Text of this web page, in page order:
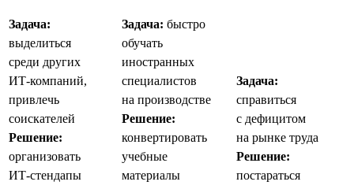
Задача:
выделиться
среди других
ИТ-компаний,
привлечь
соискателей
Решение:
организовать
ИТ-стендапы
Задача: быстро
обучать
иностранных
специалистов
на производстве
Решение:
конвертировать
учебные
материалы
Задача:
справиться
с дефицитом
на рынке труда
Решение:
постараться